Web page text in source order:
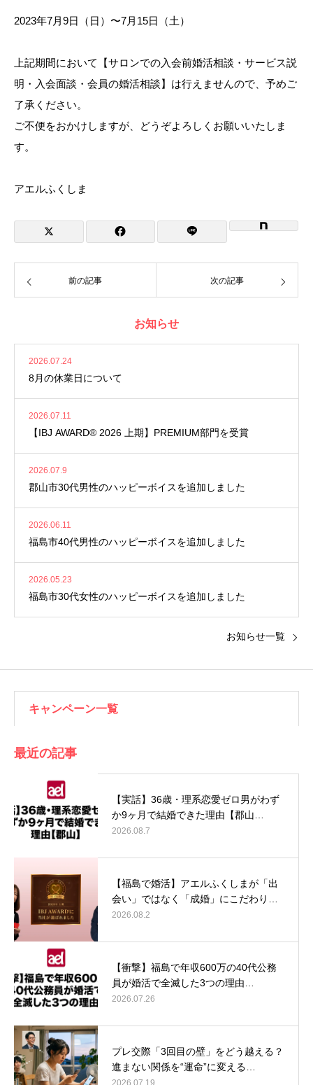
2023年7月9日（日）〜7月15日（土）
上記期間において【サロンでの入会前婚活相談・サービス説
明・入会面談・会員の婚活相談】は行えませんので、予めご
了承ください。
ご不便をおかけしますが、どうぞよろしくお願いいたしま
す。
アエルふくしま
前の記事 次の記事
お知らせ
2026.07.24
8月の休業日について
2026.07.11
【IBJ AWARD® 2026 上期】PREMIUM部門を受賞
2026.07.9
郡山市30代男性のハッピーボイスを追加しました
2026.06.11
福島市40代男性のハッピーボイスを追加しました
2026.05.23
福島市30代女性のハッピーボイスを追加しました
お知らせ一覧
キャンペーン一覧
最近の記事
【実話】36歳・理系恋愛ゼロ男がわず
か9ヶ月で結婚できた理由【郡山…
2026.08.7
【福島で婚活】アエルふくしまが「出
会い」ではなく「成婚」にこだわり…
2026.08.2
【衝撃】福島で年収600万の40代公務
員が婚活で全滅した3つの理由…
2026.07.26
プレ交際「3回目の壁」をどう越える？
進まない関係を“運命”に変える…
2026.07.19